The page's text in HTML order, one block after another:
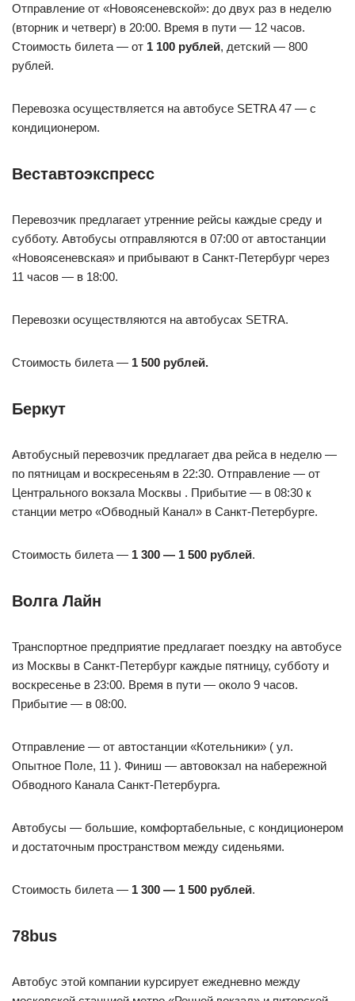
Отправление от «Новоясеневской»: до двух раз в неделю
(вторник и четверг) в 20:00. Время в пути — 12 часов.
Стоимость билета — от 1 100 рублей, детский — 800
рублей.
Перевозка осуществляется на автобусе SETRA 47 — с
кондиционером.
Веставтоэкспресс
Перевозчик предлагает утренние рейсы каждые среду и
субботу. Автобусы отправляются в 07:00 от автостанции
«Новоясеневская» и прибывают в Санкт-Петербург через
11 часов — в 18:00.
Перевозки осуществляются на автобусах SETRA.
Стоимость билета — 1 500 рублей.
Беркут
Автобусный перевозчик предлагает два рейса в неделю —
по пятницам и воскресеньям в 22:30. Отправление — от
Центрального вокзала Москвы . Прибытие — в 08:30 к
станции метро «Обводный Канал» в Санкт-Петербурге.
Стоимость билета — 1 300 — 1 500 рублей.
Волга Лайн
Транспортное предприятие предлагает поездку на автобусе
из Москвы в Санкт-Петербург каждые пятницу, субботу и
воскресенье в 23:00. Время в пути — около 9 часов.
Прибытие — в 08:00.
Отправление — от автостанции «Котельники» ( ул.
Опытное Поле, 11 ). Финиш — автовокзал на набережной
Обводного Канала Санкт-Петербурга.
Автобусы — большие, комфортабельные, с кондиционером
и достаточным пространством между сиденьями.
Стоимость билета — 1 300 — 1 500 рублей.
78bus
Автобус этой компании курсирует ежедневно между